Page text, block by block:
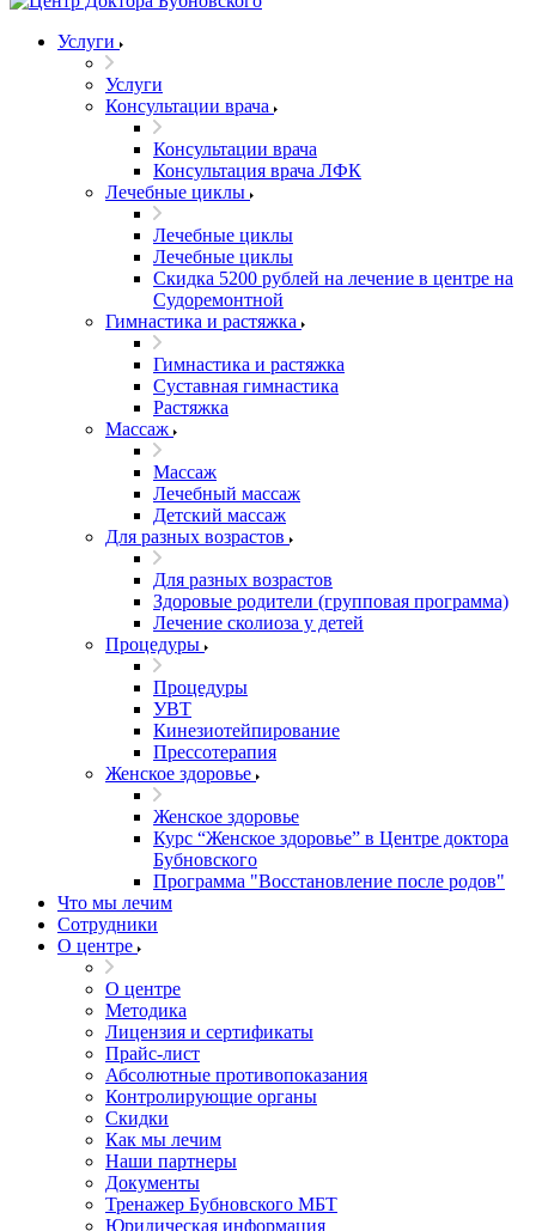
Услуги
Услуги
Консультации врача
Консультации врача
Консультация врача ЛФК
Лечебные циклы
Лечебные циклы
Лечебные циклы
Скидка 5200 рублей на лечение в центре на
Судоремонтной
Гимнастика и растяжка
Гимнастика и растяжка
Суставная гимнастика
Растяжка
Массаж
Массаж
Лечебный массаж
Детский массаж
Для разных возрастов
Для разных возрастов
Здоровые родители (групповая программа)
Лечение сколиоза у детей
Процедуры
Процедуры
УВТ
Кинезиотейпирование
Прессотерапия
Женское здоровье
Женское здоровье
Курс “Женское здоровье” в Центре доктора
Бубновского
Программа "Восстановление после родов"
Что мы лечим
Сотрудники
О центре
О центре
Методика
Лицензия и сертификаты
Прайс-лист
Абсолютные противопоказания
Контролирующие органы
Скидки
Как мы лечим
Наши партнеры
Документы
Тренажер Бубновского МБТ
Юридическая информация